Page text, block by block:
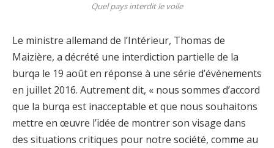
Quel pays interdit le voile
Le ministre allemand de l’Intérieur, Thomas de
Maizière, a décrété une interdiction partielle de la
burqa le 19 août en réponse à une série d’événements
en juillet 2016. Autrement dit, « nous sommes d’accord
que la burqa est inacceptable et que nous souhaitons
mettre en œuvre l’idée de montrer son visage dans
des situations critiques pour notre société, comme au